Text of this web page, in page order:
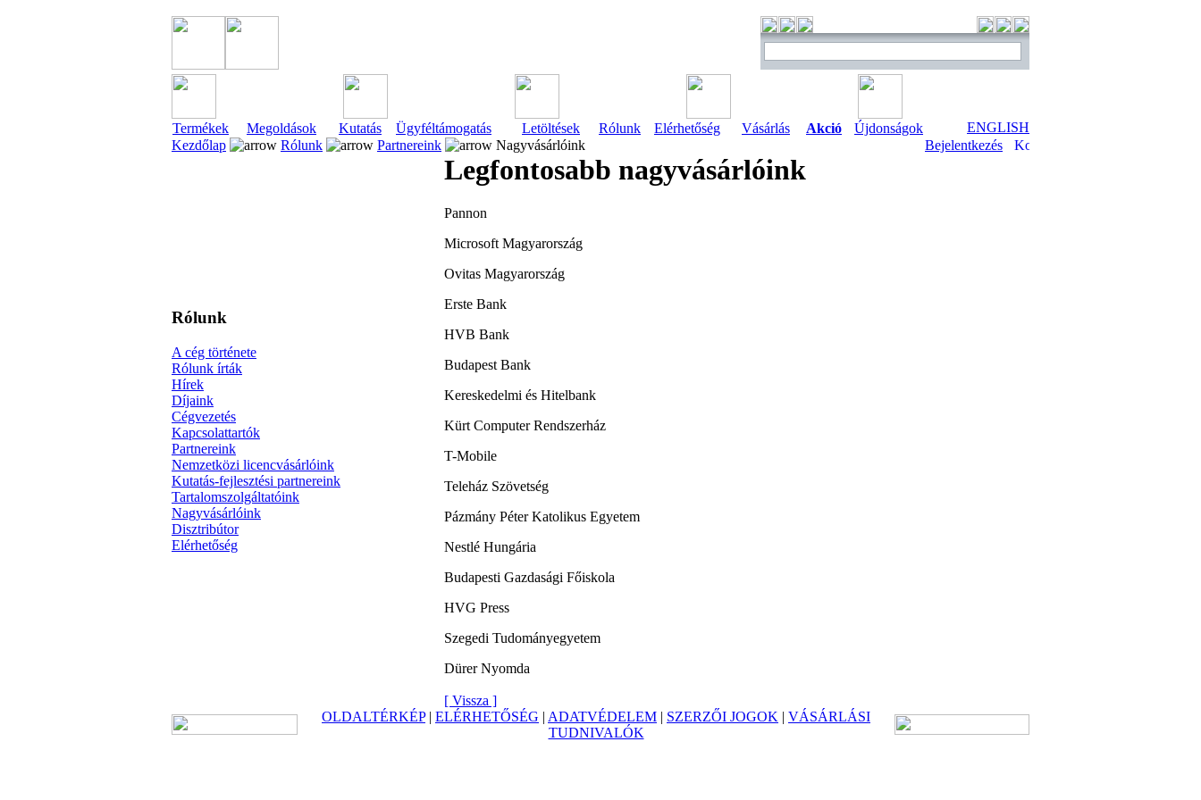
Termékek Megoldások Kutatás Ügyféltámogatás Letöltések Rólunk Elérhetőség Vásárlás Akció Újdonságok
ENGLISH
Kezdőlap
Rólunk Partnereink Nagyvásárlóink Bejelentkezés
Rólunk
A cég története
Rólunk írták
Hírek
Díjaink
Cégvezetés
Kapcsolattartók
Partnereink
Nemzetközi licencvásárlóink
Kutatás-fejlesztési partnereink
Tartalomszolgáltatóink
Nagyvásárlóink
Disztribútor
Elérhetőség
Legfontosabb nagyvásárlóink
Pannon
Microsoft Magyarország
Ovitas Magyarország
Erste Bank
HVB Bank
Budapest Bank
Kereskedelmi és Hitelbank
Kürt Computer Rendszerház
T-Mobile
Teleház Szövetség
Pázmány Péter Katolikus Egyetem
Nestlé Hungária
Budapesti Gazdasági Főiskola
HVG Press
Szegedi Tudományegyetem
Dürer Nyomda
[ Vissza ]
OLDALTÉRKÉP| ELÉRHETŐSÉG | ADATVÉDELEM | SZERZŐI JOGOK | VÁSÁRLÁSI
TUDNIVALÓK